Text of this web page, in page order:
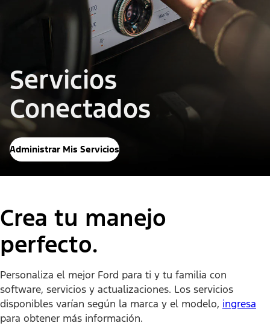
Servicios
Conectados
Administrar Mis Servicios
Crea tu ​​​​​​​manejo
perfecto.
Personaliza el mejor Ford para ti y tu familia con
software, servicios y actualizaciones. Los servicios
disponibles varían según la marca y el modelo, ingresa
para obtener más información.